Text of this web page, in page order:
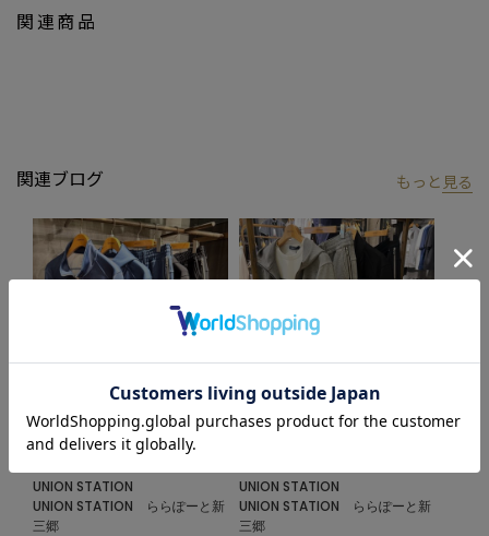
【Prosperity/プロスペリティ】
ズやレディースといった固定概念をなくし、ファッション性、機
能性、使いやすさに溢れたバッグブランドです。
【UNION STATION/ ユニオンステーション】
心地にこだわったアイテムを展開。肩ひじを張らずに自分に合っ
り、ささやかな高揚感を感じていただけるような”おしゃれ着”を
お届けします。
関連商品
関連ブログ もっと 見る
2025.12.22
『プロスペリティ』セットアップ
UNION STATION
UNION STATION ららぽーと新
三郷
2025.08.27
UNION STATION
UNION STATION ららぽーと新
三郷